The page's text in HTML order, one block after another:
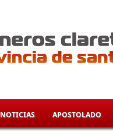
NOTICIAS APOSTOLADO